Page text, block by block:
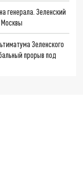
генерала. Зеленский
Москвы
Зеленского
прорыв под